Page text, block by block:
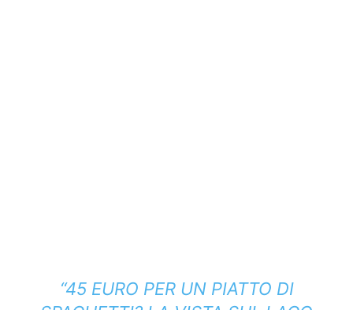
“45 EURO PER UN PIATTO DI